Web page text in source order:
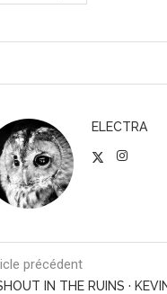
ELECTRA
précédent
IN THE RUINS ·